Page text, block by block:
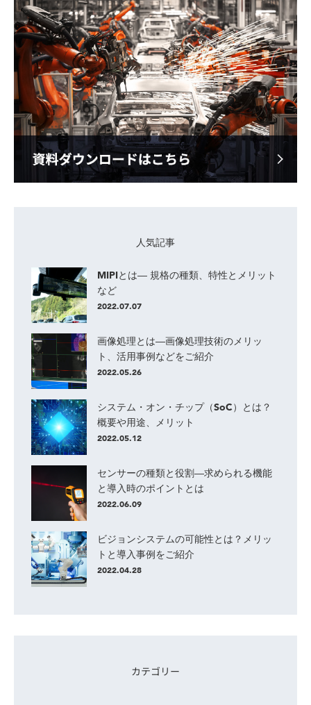
人気記事
MIPIとは― 規格の種類、特性とメリット
など
2022.07.07
画像処理とは―画像処理技術のメリッ
ト、活用事例などをご紹介
2022.05.26
システム・オン・チップ（SoC）とは？
概要や用途、メリット
2022.05.12
センサーの種類と役割―求められる機能
と導入時のポイントとは
2022.06.09
ビジョンシステムの可能性とは？メリッ
トと導入事例をご紹介
2022.04.28
カテゴリー